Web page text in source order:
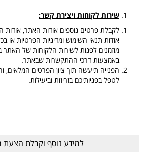
שירות לקוחות ויצירת קשר:
לקבלת פרטים נוספים אודות האתר, אודות
אודות תנאי השימוש ומדיניות הפרטיות
מוזמנים לפנות לשירות הלקוחות של
באמצעות דרכי ההתקשרות שבאתר.
הפנייה תיעשה תוך ציון הפרטים
לטפל בפניותיכם בזריזות וביעילות.
למידע נוסף וקבלת הצעת